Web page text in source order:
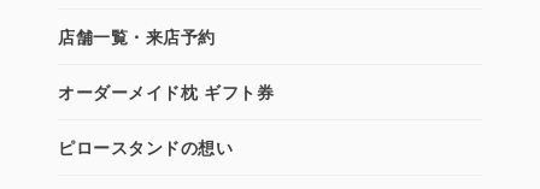
店舗一覧・来店予約
オーダーメイド枕 ギフト券
ピロースタンドの想い